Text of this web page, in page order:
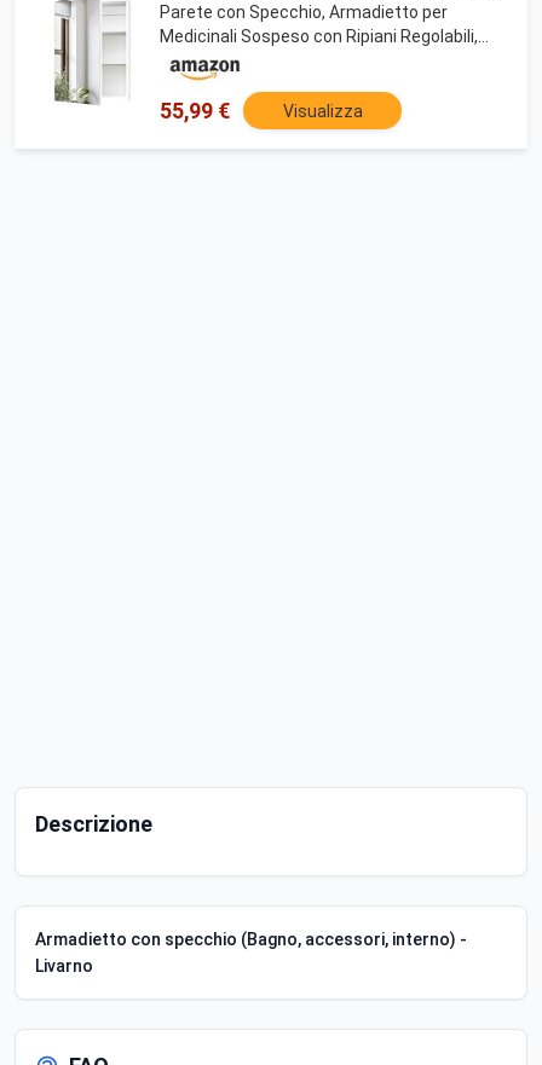
Parete con Specchio, Armadietto per
Medicinali Sospeso con Ripiani Regolabili,
Specchio da Ingresso, Bianco
55,99 € Visualizza
Descrizione
Armadietto con specchio (Bagno, accessori, interno) -
Livarno